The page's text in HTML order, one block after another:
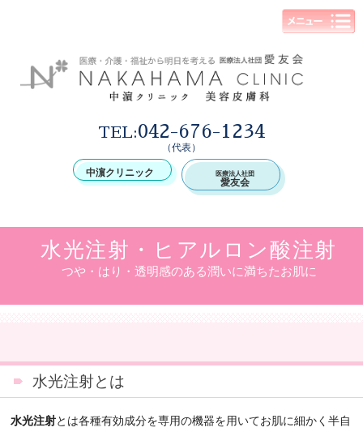
TEL:042-676-1234
（代表）
中濵クリニック 医療法人社団
愛友会
水光注射・ヒアルロン酸注射
つや・はり・透明感のある潤いに満ちたお肌に
水光注射とは
水光注射とは各種有効成分を専用の機器を用いてお肌に細かく半自